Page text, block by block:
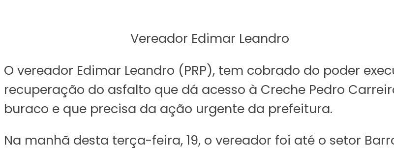
Vereador Edimar Leandro
O vereador Edimar Leandro (PRP), tem cobrado do poder
recuperação do asfalto que dá acesso à Creche Pedro
buraco e que precisa da ação urgente da prefeitura.
Na manhã desta terça-feira, 19, o vereador foi até o setor